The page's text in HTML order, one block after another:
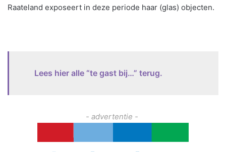
Raateland exposeert in deze periode haar (glas) objecten.
Lees hier alle “te gast bij…” terug.
- advertentie -